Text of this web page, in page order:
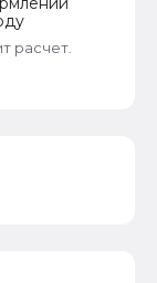
расчет.